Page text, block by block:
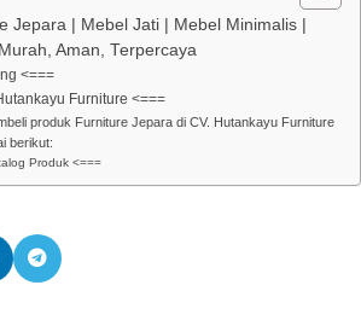
Jepara | Mebel Jati | Mebel Minimalis |
Aman, Terpercaya
<===
Furniture <===
produk Furniture Jepara di CV. Hutankayu Furniture
berikut:
Produk <===